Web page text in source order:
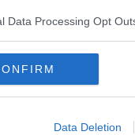
Data Processing Opt
Data Deletion